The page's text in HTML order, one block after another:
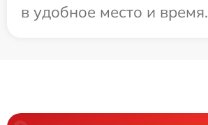
в удобное место и время.